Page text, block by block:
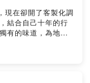
現在卻開了客製化調
結合自己十年的行
有的味道，為地方